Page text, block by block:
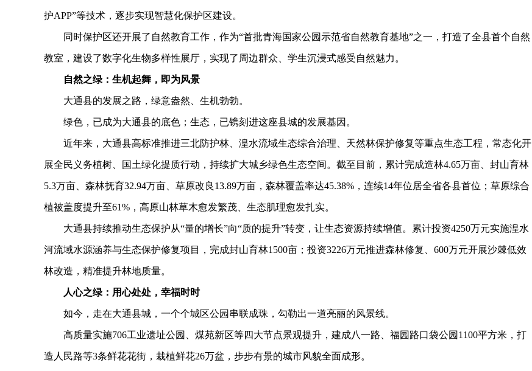
护APP”等技术，逐步实现智慧化保护区建设。
同时保护区还开展了自然教育工作，作为“首批青海国家公园示范省自然教育基地”之一，打造了全县首个自然
教室，建设了数字化生物多样性展厅，实现了周边群众、学生沉浸式感受自然魅力。
自然之绿：生机起舞，即为风景
大通县的发展之路，绿意盎然、生机勃勃。
绿色，已成为大通县的底色；生态，已镌刻进这座县城的发展基因。
近年来，大通县高标准推进三北防护林、湟水流域生态综合治理、天然林保护修复等重点生态工程，常态化开
展全民义务植树、国土绿化提质行动，持续扩大城乡绿色生态空间。截至目前，累计完成造林4.65万亩、封山育林
5.3万亩、森林抚育32.94万亩、草原改良13.89万亩，森林覆盖率达45.38%，连续14年位居全省各县首位；草原综合
植被盖度提升至61%，高原山林草木愈发繁茂、生态肌理愈发扎实。
大通县持续推动生态保护从“量的增长”向“质的提升”转变，让生态资源持续增值。累计投资4250万元实施湟水
河流域水源涵养与生态保护修复项目，完成封山育林1500亩；投资3226万元推进森林修复、600万元开展沙棘低效
林改造，精准提升林地质量。
人心之绿：用心处处，幸福时时
如今，走在大通县城，一个个城区公园串联成珠，勾勒出一道亮丽的风景线。
高质量实施706工业遗址公园、煤苑新区等四大节点景观提升，建成八一路、福园路口袋公园1100平方米，打
造人民路等3条鲜花花街，栽植鲜花26万盆，步步有景的城市风貌全面成形。